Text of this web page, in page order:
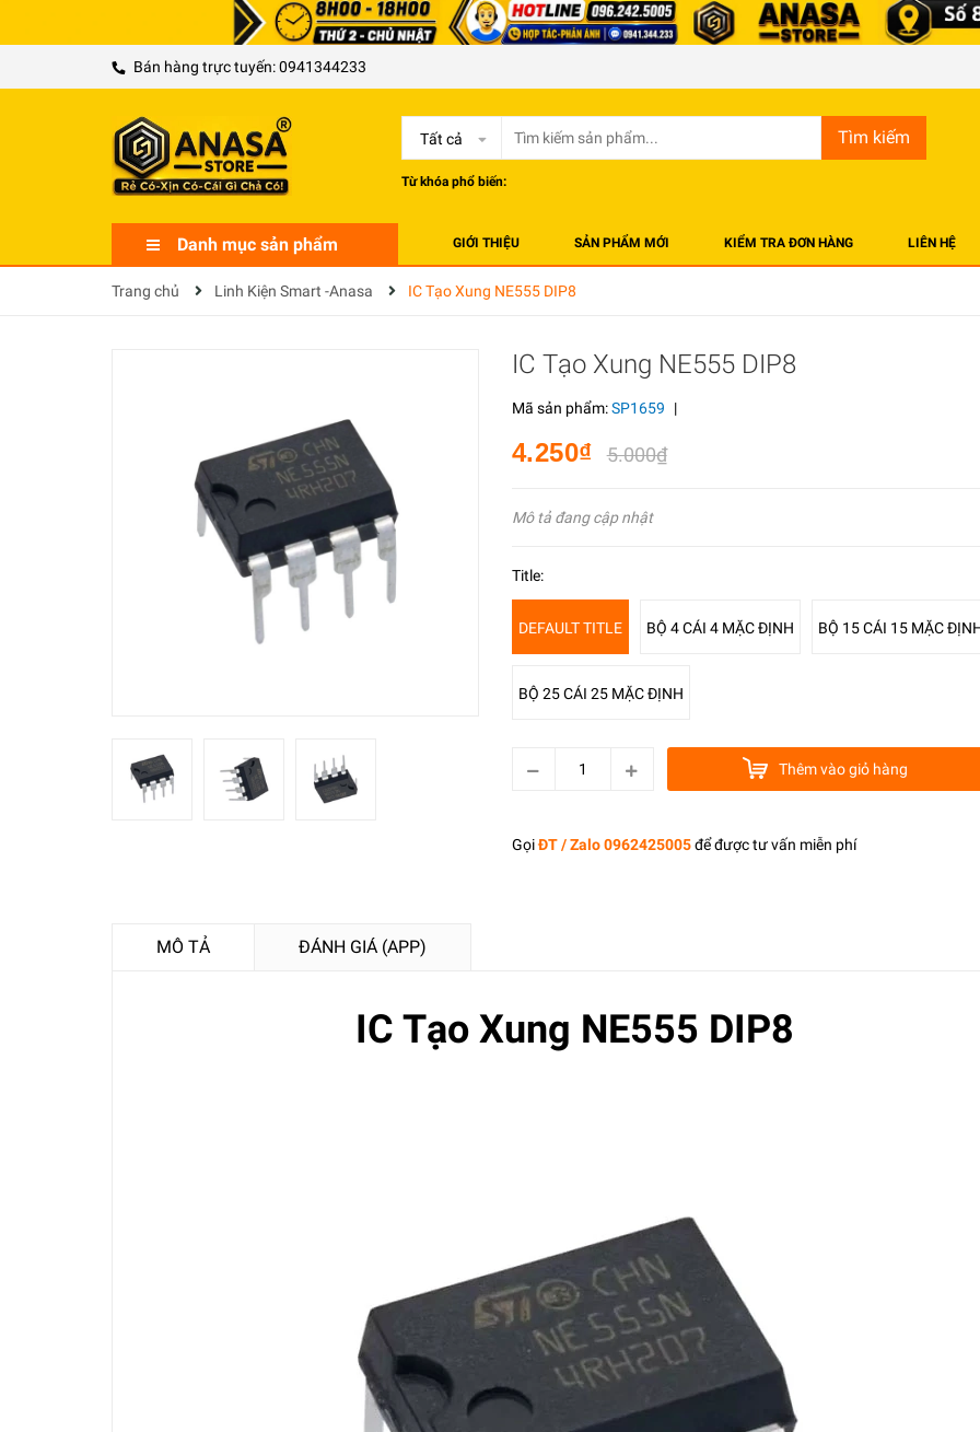
Bán hàng trực tuyến:0941344233
Tất cả Tìm kiếm
Từ khóa phổ biến:
Danh mục sản phẩm GIỚI THIỆU SẢN PHẨM MỚI KIỂM TRA ĐƠN HÀNG LIÊN HỆ
Trang chủ Linh Kiện Smart -Anasa IC Tạo Xung NE555 DIP8
IC Tạo Xung NE555 DIP8
Mã sản phẩm:SP1659 |
4.250₫ 5.000₫
Mô tả đang cập nhật
Title:
DEFAULT TITLE BỘ 4 CÁI 4 MẶC ĐỊNH BỘ 15 CÁI 15 MẶC
BỘ 25 CÁI 25 MẶC ĐỊNH
Thêm vào giỏ hàng
GọiĐT / Zalo 0962425005để được tư vấn miễn phí
MÔ TẢ ĐÁNH GIÁ (APP)
IC Tạo Xung NE555 DIP8